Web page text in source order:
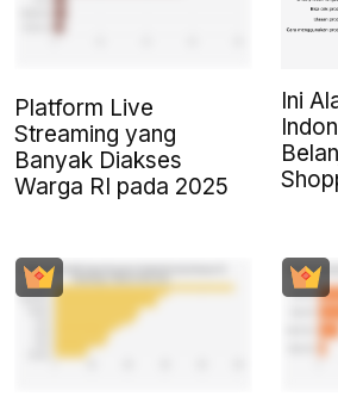
Platform Live
Streaming yang
Banyak Diakses
Warga RI pada 2025
Ini